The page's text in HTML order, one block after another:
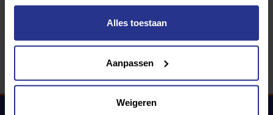
Alles toestaan
Aanpassen
Weigeren